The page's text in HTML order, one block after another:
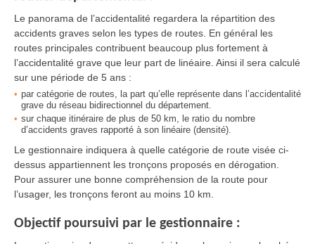
Le panorama de l’accidentalité regardera la répartition des
accidents graves selon les types de routes. En général les
routes principales contribuent beaucoup plus fortement à
l’accidentalité grave que leur part de linéaire. Ainsi il sera calculé
sur une période de 5 ans :
par catégorie de routes, la part qu’elle représente dans l’accidentalité
grave du réseau bidirectionnel du département.
sur chaque itinéraire de plus de 50 km, le ratio du nombre
d’accidents graves rapporté à son linéaire (densité).
Le gestionnaire indiquera à quelle catégorie de route visée ci-
dessus appartiennent les tronçons proposés en dérogation.
Pour assurer une bonne compréhension de la route pour
l’usager, les tronçons feront au moins 10 km.
Objectif poursuivi par le gestionnaire :